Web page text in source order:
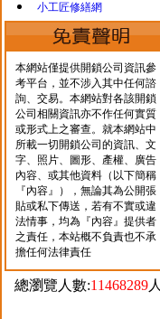
小工匠修繕網
本網站僅提供開鎖公司資訊參
考平台，並不涉入其中任何諮
詢、交易。本網站對各該開鎖
公司相關資訊亦不作任何實質
或形式上之審查。就本網站中
所載一切開鎖公司的資訊、文
字、照片、圖形、產權、廣告
內容、或其他資料（以下簡稱
『內容』），無論其為公開張
貼或私下傳送，若有不實或違
法情事，均為『內容』提供者
之責任，本站概不負責也不承
擔任何法律責任
總瀏覽人數:11468289人